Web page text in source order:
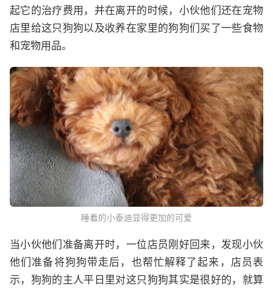
起它的治疗费用，并在离开的时候，小伙他们还在宠物
店里给这只狗狗以及收养在家里的狗狗们买了一些食物
和宠物用品。
睡着的小泰迪显得更加的可爱
当小伙他们准备离开时，一位店员刚好回来，发现小伙
他们准备将狗狗带走后，也帮忙解释了起来，店员表
示，狗狗的主人平日里对这只狗狗其实是很好的，就算